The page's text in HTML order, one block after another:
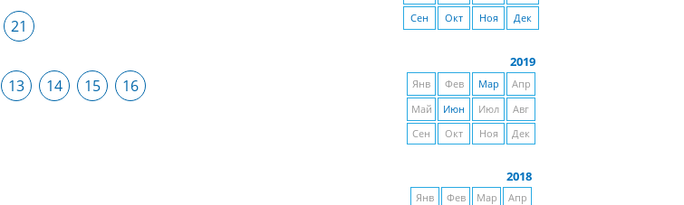
21
13 14 15 16
Сен
Окт Ноя Дек
2019
Янв Фев Мар
Апр
Май
Июн Июл
Авг
Сен
Окт Ноя Дек
2018
Янв Фев Мар
Апр